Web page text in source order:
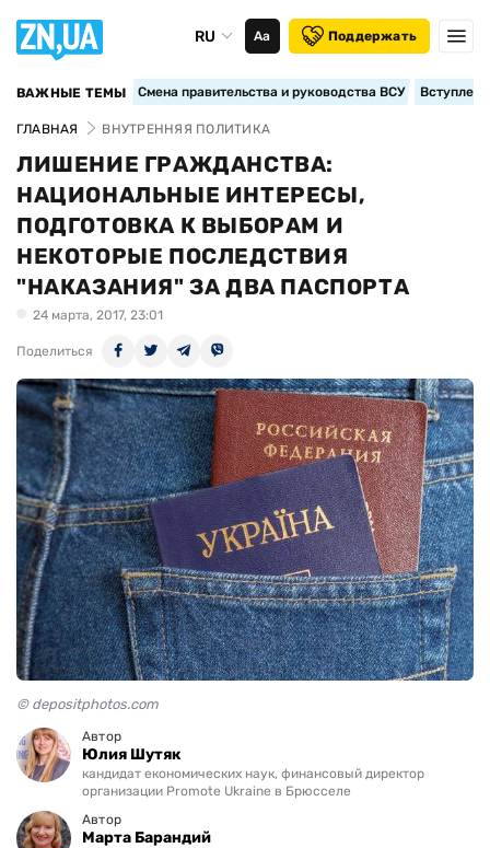
RU Аа Поддержать
ВАЖНЫЕ ТЕМЫ Смена правительства и руководства ВСУ
ГЛАВНАЯ ВНУТРЕННЯЯ ПОЛИТИКА
ЛИШЕНИЕ ГРАЖДАНСТВА:
НАЦИОНАЛЬНЫЕ ИНТЕРЕСЫ,
ПОДГОТОВКА К ВЫБОРАМ И
НЕКОТОРЫЕ ПОСЛЕДСТВИЯ
"НАКАЗАНИЯ" ЗА ДВА ПАСПОРТА
24 марта, 2017, 23:01
Поделиться
© depositphotos.com
Автор
Юлия Шутяк
кандидат економических наук, финансовый директор
организации Promote Ukraine в Брюсселе
Автор
Марта Барандий